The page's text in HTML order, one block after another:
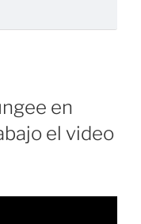
en
el video